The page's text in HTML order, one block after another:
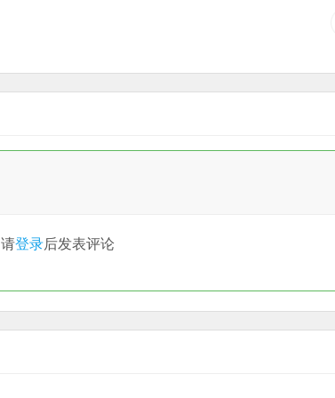
请登录后发表评论